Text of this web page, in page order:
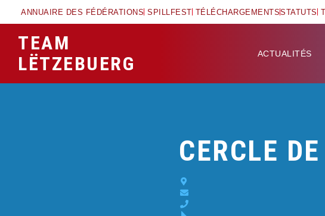
ANNUAIRE DES FÉDÉRATIONS SPILLFEST TÉLÉCHARGEMENTSSTATUTS
TEAM
LËTZEBUERG
ACTUALITÉS
CERCLE